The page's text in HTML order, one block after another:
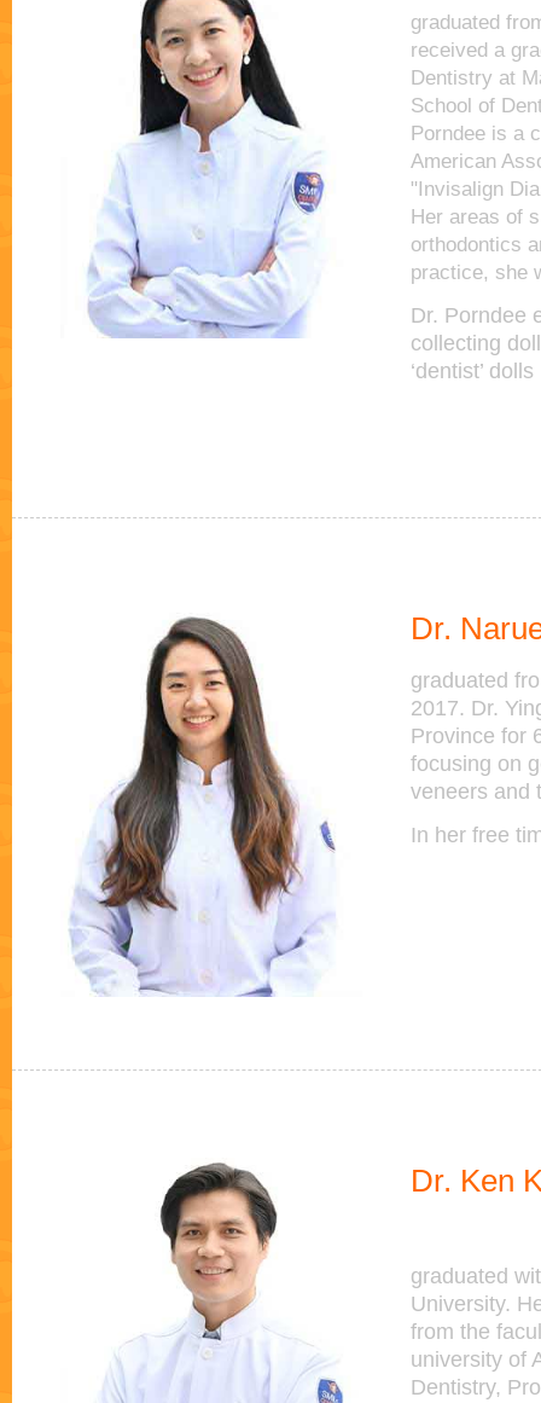
graduated
received a
Dentistry at
School of
Porndee is a
American
"Invisalign
Her areas of
orthodontics
practice, she
Dr. Porndee
collecting
‘dentist’
Dr.
graduated
2017. Dr.
Province for
focusing on
veneers and
In her free
Dr. Ken
graduated
University.
from the
university of
Dentistry,